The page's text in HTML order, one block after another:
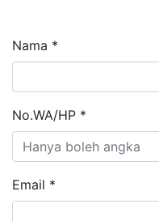
Nama *
No.WA/HP *
Email *